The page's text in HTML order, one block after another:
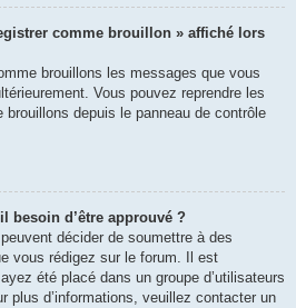
comme brouillon » affiché lors
brouillons les messages que vous
Vous pouvez reprendre les
depuis le panneau de contrôle
besoin d’être approuvé ?
décider de soumettre à des
vous rédigez sur le forum. Il est
été placé dans un groupe d’utilisateurs
plus d’informations, veuillez contacter un